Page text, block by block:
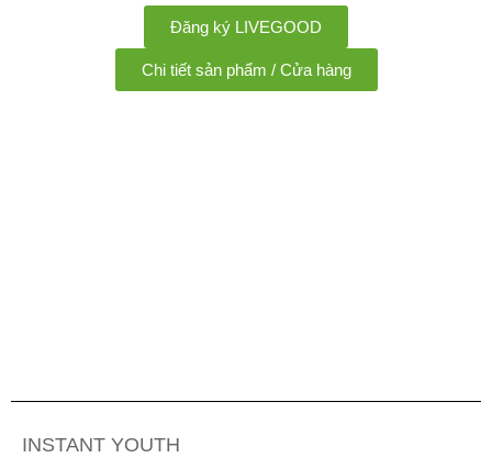
Đăng ký LIVEGOOD
Chi tiết sản phẩm / Cửa hàng
INSTANT YOUTH